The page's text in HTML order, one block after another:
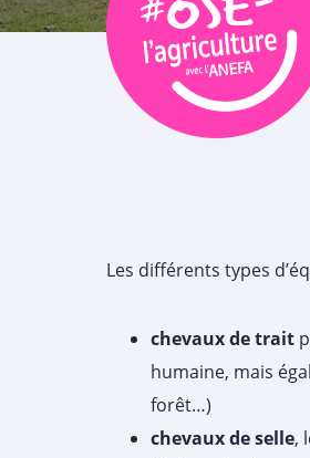
Les différents types
chevaux de trait
humaine, mais
forêt…)
chevaux de selle,